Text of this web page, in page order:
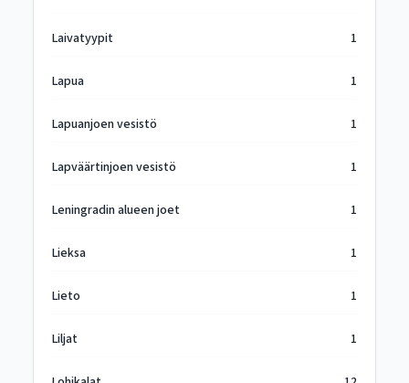
Laivatyypit 1
Lapua 1
Lapuanjoen vesistö 1
Lapväärtinjoen vesistö 1
Leningradin alueen joet 1
Lieksa 1
Lieto 1
Liljat 1